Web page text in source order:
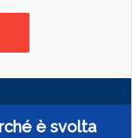
è svolta